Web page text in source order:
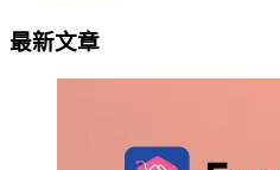
最新文章